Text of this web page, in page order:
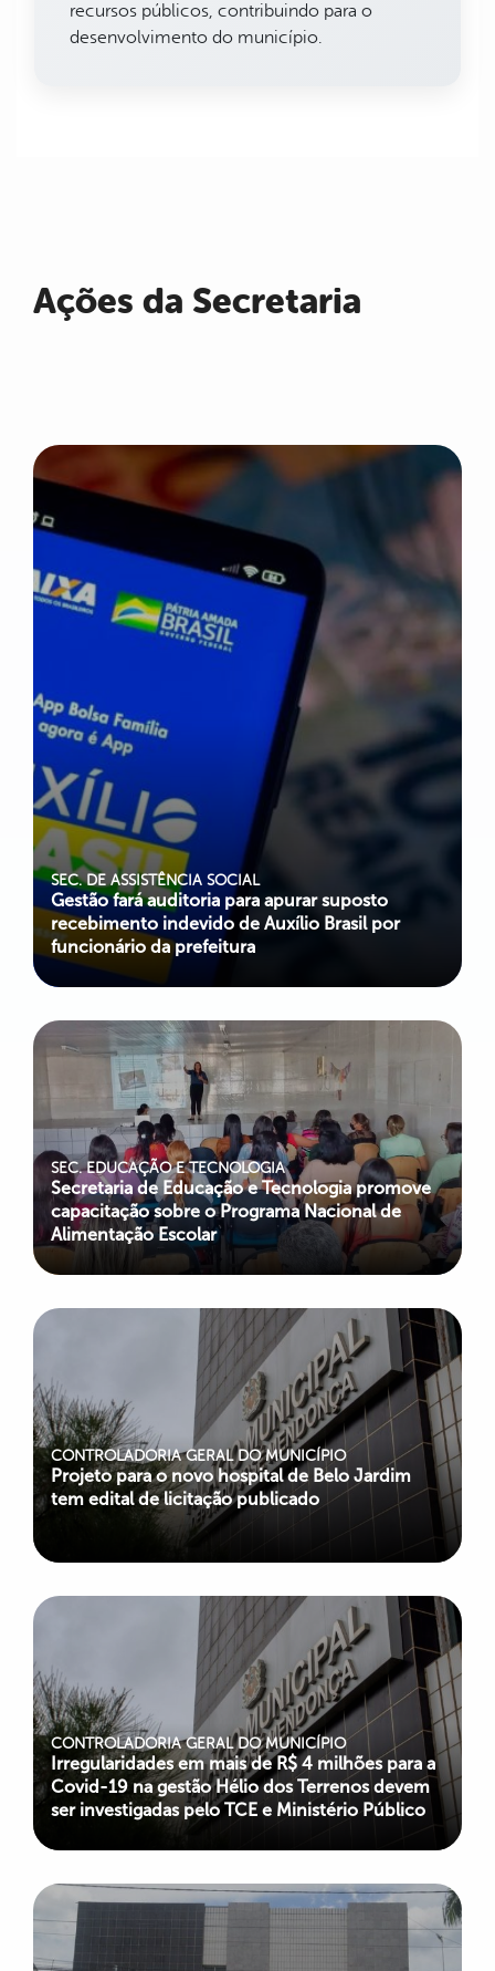
recursos públicos, contribuindo para o
desenvolvimento do município.
Ações da Secretaria
SEC. DE ASSISTÊNCIA SOCIAL
Gestão fará auditoria para apurar suposto
recebimento indevido de Auxílio Brasil por
funcionário da prefeitura
SEC. EDUCAÇÃO E TECNOLOGIA
Secretaria de Educação e Tecnologia promove
capacitação sobre o Programa Nacional de
Alimentação Escolar
CONTROLADORIA GERAL DO MUNICÍPIO
Projeto para o novo hospital de Belo Jardim
tem edital de licitação publicado
CONTROLADORIA GERAL DO MUNICÍPIO
Irregularidades em mais de R$ 4 milhões para a
Covid-19 na gestão Hélio dos Terrenos devem
ser investigadas pelo TCE e Ministério Público